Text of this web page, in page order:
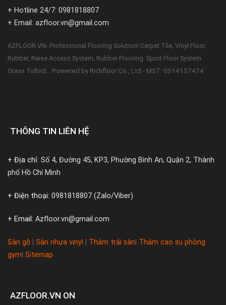
+ Hotline 24/7: 0981818807
+ Email: azfloor.vn@gmail.com
AZFLOOR.VN- Professional Flooring Solution! Carpet Tile, Vinyl Floor,
Rubber, Raise Access System, Rubber Flooring. Sport Floor System.
Grass Tufted... Powered by Richfloor Co., Ltd - MST: 0314157474
THÔNG TIN LIÊN HỆ
+ Địa chỉ: Số 4, Đường 45, KP3, Phường Bình An, Quận 2, Thành
phố Hồ Chí Minh
+ Điện thoại: 0981818807 (Zalo/Viber)
+ Email: Azfloor.vn@gmail.com
Sàn gỗ Sàn nhựa vinyl Thảm trải sàn Thảm cao su phòng
gym Sitemap
AZFLOOR.VN ON